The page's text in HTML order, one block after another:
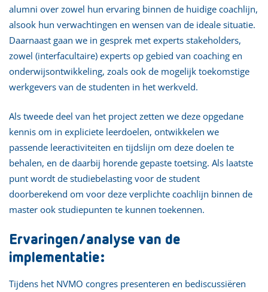
alumni over zowel hun ervaring binnen de huidige coachlijn,
alsook hun verwachtingen en wensen van de ideale situatie.
Daarnaast gaan we in gesprek met experts stakeholders,
zowel (interfacultaire) experts op gebied van coaching en
onderwijsontwikkeling, zoals ook de mogelijk toekomstige
werkgevers van de studenten in het werkveld.
Als tweede deel van het project zetten we deze opgedane
kennis om in expliciete leerdoelen, ontwikkelen we
passende leeractiviteiten en tijdslijn om deze doelen te
behalen, en de daarbij horende gepaste toetsing. Als laatste
punt wordt de studiebelasting voor de student
doorberekend om voor deze verplichte coachlijn binnen de
master ook studiepunten te kunnen toekennen.
Ervaringen/analyse van de
implementatie:
Tijdens het NVMO congres presenteren en bediscussiëren